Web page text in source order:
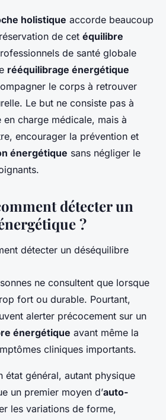
holistique accorde beaucoup
de cet équilibre
de santé globale
rééquilibrage énergétique
le corps à retrouver
Le but ne consiste pas à
charge médicale, mais à
encourager la prévention et
énergétique sans négliger le
détecter un
?
ne consultent que lorsque
fort ou durable. Pourtant,
alerter précocement sur un
énergétique avant même la
cliniques importants.
état général, autant physique
un premier moyen d’auto-
les variations de forme,